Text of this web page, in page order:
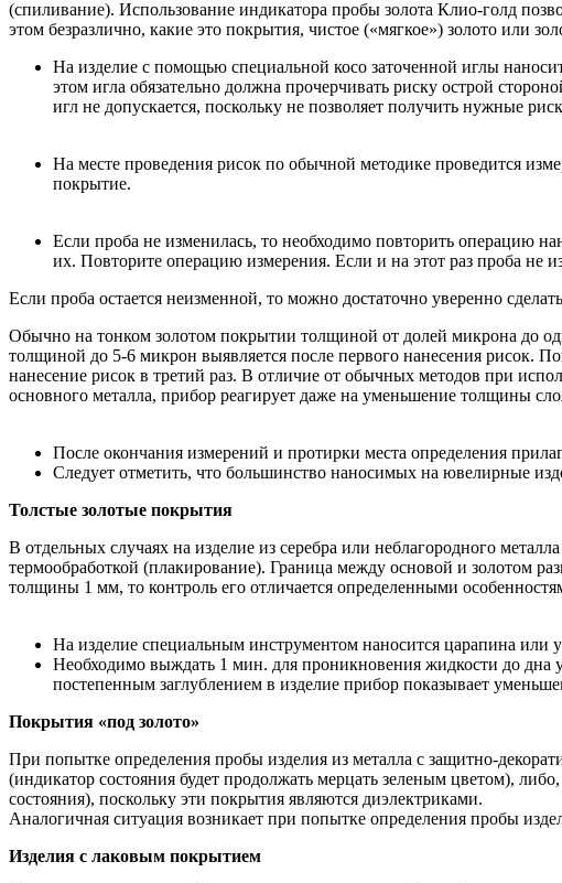
(спиливание). Использование индикатора пробы золота Клио-голд
этом безразлично, какие это покрытия, чистое («мягкое») золото или
На изделие с помощью специальной косо заточенной иглы
этом игла обязательно должна прочерчивать риску острой
игл не допускается, поскольку не позволяет получить нужные
На месте проведения рисок по обычной методике проведится
покрытие.
Если проба не изменилась, то необходимо повторить операцию
их. Повторите операцию измерения. Если и на этот раз проба не
Если проба остается неизменной, то можно достаточно уверенно
Обычно на тонком золотом покрытии толщиной от долей микрона до
толщиной до 5-6 микрон выявляется после первого нанесения рисок.
нанесение рисок в третий раз. В отличие от обычных методов при
основного металла, прибор реагирует даже на уменьшение толщины
После окончания измерений и протирки места определения
Следует отметить, что большинство наносимых на ювелирные
Толстые золотые покрытия
В отдельных случаях на изделие из серебра или неблагородного
термообработкой (плакирование). Граница между основой и золотом
толщины 1 мм, то контроль его отличается определенными
На изделие специальным инструментом наносится царапина или
Необходимо выждать 1 мин. для проникновения жидкости до дна
постепенным заглублением в изделие прибор показывает
Покрытия «под золото»
При попытке определения пробы изделия из металла с защитно-
(индикатор состояния будет продолжать мерцать зеленым цветом),
состояния), поскольку эти покрытия являются диэлектриками.
Аналогичная ситуация возникает при попытке определения пробы
Изделия с лаковым покрытием